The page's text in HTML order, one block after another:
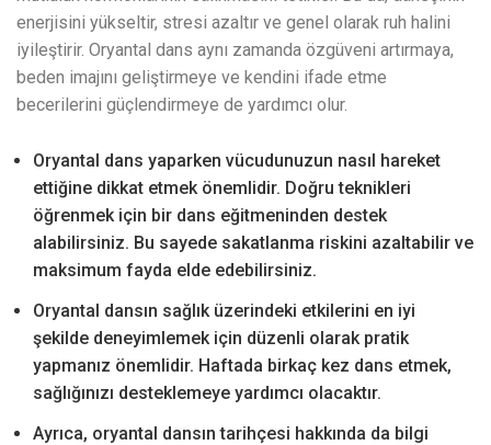
enerjisini yükseltir, stresi azaltır ve genel olarak ruh halini
iyileştirir. Oryantal dans aynı zamanda özgüveni artırmaya,
beden imajını geliştirmeye ve kendini ifade etme
becerilerini güçlendirmeye de yardımcı olur.
Oryantal dans yaparken vücudunuzun nasıl hareket
ettiğine dikkat etmek önemlidir. Doğru teknikleri
öğrenmek için bir dans eğitmeninden destek
alabilirsiniz. Bu sayede sakatlanma riskini azaltabilir ve
maksimum fayda elde edebilirsiniz.
Oryantal dansın sağlık üzerindeki etkilerini en iyi
şekilde deneyimlemek için düzenli olarak pratik
yapmanız önemlidir. Haftada birkaç kez dans etmek,
sağlığınızı desteklemeye yardımcı olacaktır.
Ayrıca, oryantal dansın tarihçesi hakkında da bilgi